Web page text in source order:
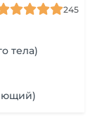
245
тела)